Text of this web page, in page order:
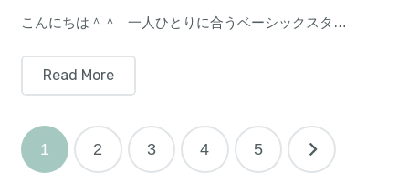
こんにちは＾＾ 一人ひとりに合うベーシックスタ…
Read More
投
稿
1 2 3 4 5